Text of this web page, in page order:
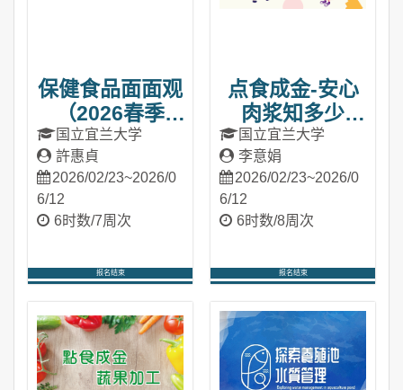
保健食品面面观
（2026春季
班）
国立宜兰大学
許惠貞
2026/02/23~2026/0
6/12
6时数/7周次
报名结束
点食成金-安心
肉浆知多少
（2026春季
班）
国立宜兰大学
李意娟
2026/02/23~2026/0
6/12
6时数/8周次
报名结束